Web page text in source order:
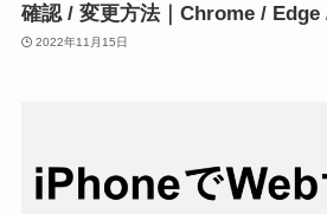
確認 / 変更方法｜Chrome /
2022年11月15日